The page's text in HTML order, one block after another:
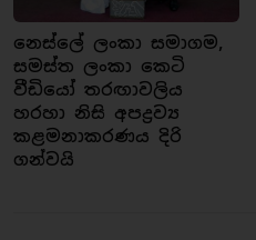
නෙස්ලේ ලංකා සමාගම,
සමස්ත ලංකා කෙටි
වීඩියෝ තරඟාවලිය
හරහා නිසි අපද්‍රව්‍ය
කළමනාකරණය දිරි
ගන්වයි